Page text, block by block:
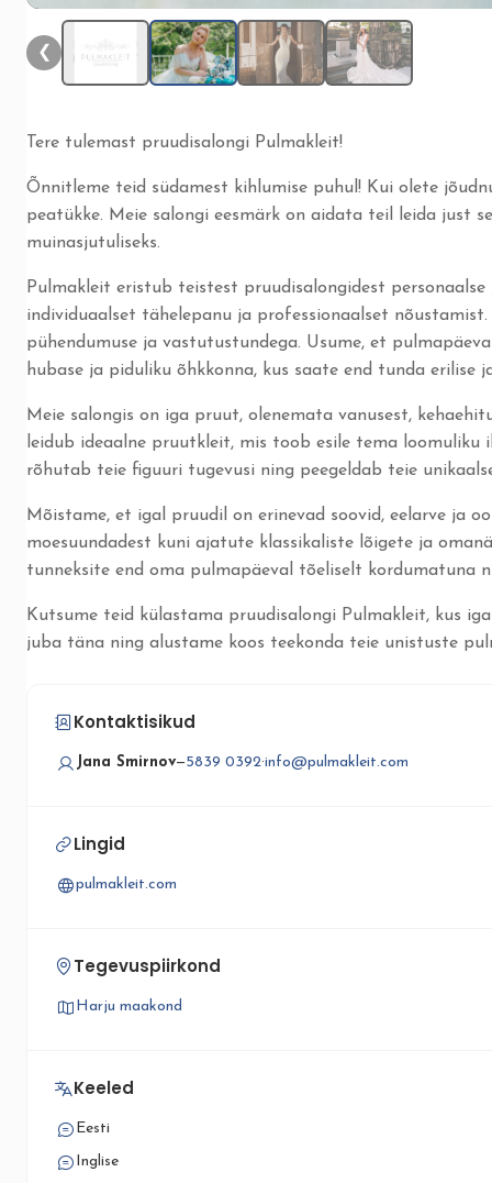
❮
Tere tulemast pruudisalongi Pulmakleit!
Õnnitleme teid südamest kihlumise puhul! Kui olete
peatükke. Meie salongi eesmärk on aidata teil leida just
muinasjutuliseks.
Pulmakleit eristub teistest pruudisalongidest
individuaalset tähelepanu ja professionaalset
pühendumuse ja vastutustundega. Usume, et
hubase ja piduliku õhkkonna, kus saate end tunda erilise
Meie salongis on iga pruut, olenemata vanusest,
leidub ideaalne pruutkleit, mis toob esile tema loomuliku
rõhutab teie figuuri tugevusi ning peegeldab teie
Mõistame, et igal pruudil on erinevad soovid, eelarve ja
moesuundadest kuni ajatute klassikaliste lõigete ja
tunneksite end oma pulmapäeval tõeliselt kordumatuna
Kutsume teid külastama pruudisalongi Pulmakleit, kus
juba täna ning alustame koos teekonda teie unistuste
Kontaktisikud
Jana Smirnov—5839 0392·info@pulmakleit.com
Lingid
pulmakleit.com
Tegevuspiirkond
Harju maakond
Keeled
Eesti
Inglise